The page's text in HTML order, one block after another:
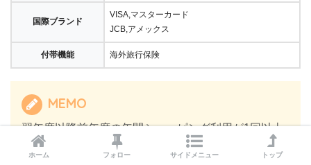
国際ブランド
VISA,マスターカード
JCB,アメックス
付帯機能 海外旅行保険
MEMO
翌年度以降前年度の年間ショッピング利用が1回以上
で年会費無料になります。
ホーム フォロー サイドメニュー トップ